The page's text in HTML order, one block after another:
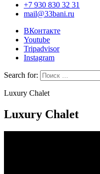
+7 930 830 32 31
mail@33bani.ru
ВКонтакте
Youtube
Tripadvisor
Instagram
Search for:
Luxury Chalet
Luxury Chalet